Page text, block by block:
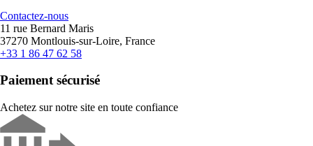
Contactez-nous
11 rue Bernard Maris
37270 Montlouis-sur-Loire, France
+33 1 86 47 62 58
Paiement sécurisé
Achetez sur notre site en toute confiance